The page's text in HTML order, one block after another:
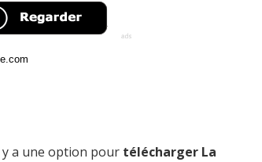
a une option pour télécharger La